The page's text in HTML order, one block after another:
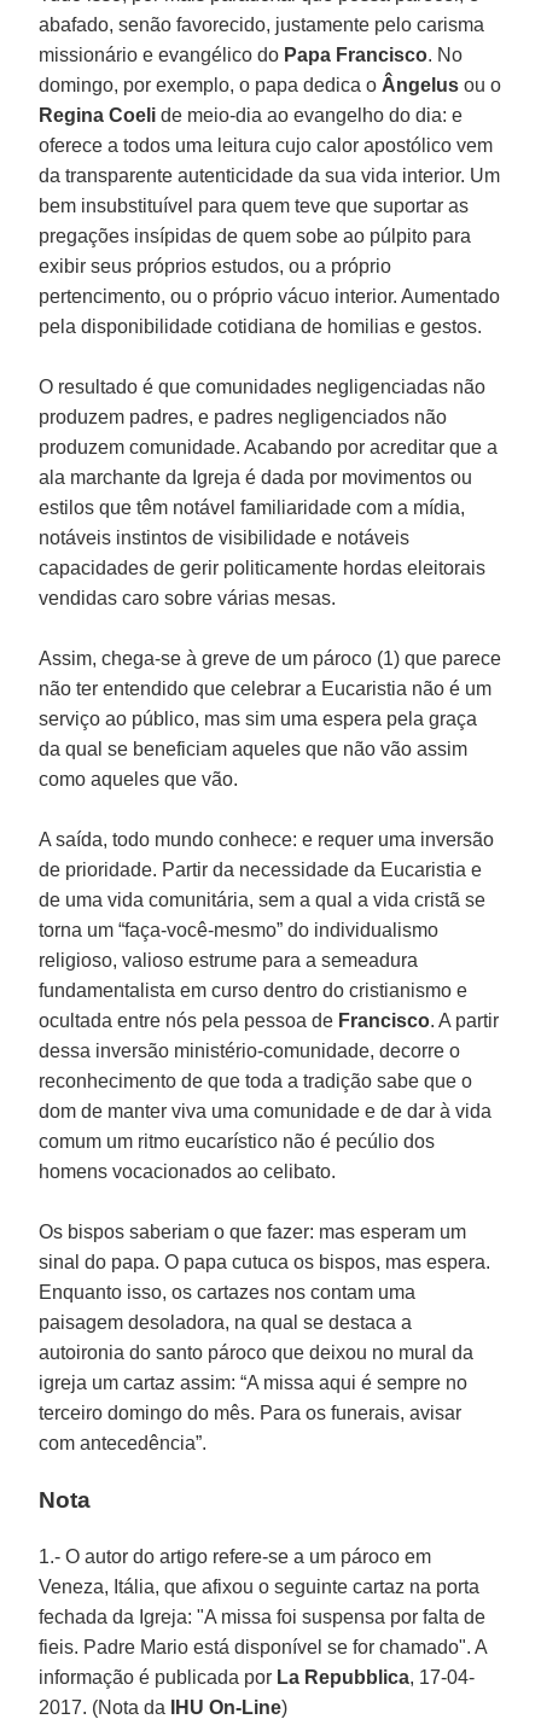
abafado, senão favorecido, justamente pelo carisma
missionário e evangélico do Papa Francisco. No
domingo, por exemplo, o papa dedica o Ângelus ou o
Regina Coeli de meio-dia ao evangelho do dia: e
oferece a todos uma leitura cujo calor apostólico vem
da transparente autenticidade da sua vida interior. Um
bem insubstituível para quem teve que suportar as
pregações insípidas de quem sobe ao púlpito para
exibir seus próprios estudos, ou a próprio
pertencimento, ou o próprio vácuo interior. Aumentado
pela disponibilidade cotidiana de homilias e gestos.
O resultado é que comunidades negligenciadas não
produzem padres, e padres negligenciados não
produzem comunidade. Acabando por acreditar que a
ala marchante da Igreja é dada por movimentos ou
estilos que têm notável familiaridade com a mídia,
notáveis instintos de visibilidade e notáveis
capacidades de gerir politicamente hordas eleitorais
vendidas caro sobre várias mesas.
Assim, chega-se à greve de um pároco (1) que parece
não ter entendido que celebrar a Eucaristia não é um
serviço ao público, mas sim uma espera pela graça
da qual se beneficiam aqueles que não vão assim
como aqueles que vão.
A saída, todo mundo conhece: e requer uma inversão
de prioridade. Partir da necessidade da Eucaristia e
de uma vida comunitária, sem a qual a vida cristã se
torna um “faça-você-mesmo” do individualismo
religioso, valioso estrume para a semeadura
fundamentalista em curso dentro do cristianismo e
ocultada entre nós pela pessoa de Francisco. A partir
dessa inversão ministério-comunidade, decorre o
reconhecimento de que toda a tradição sabe que o
dom de manter viva uma comunidade e de dar à vida
comum um ritmo eucarístico não é pecúlio dos
homens vocacionados ao celibato.
Os bispos saberiam o que fazer: mas esperam um
sinal do papa. O papa cutuca os bispos, mas espera.
Enquanto isso, os cartazes nos contam uma
paisagem desoladora, na qual se destaca a
autoironia do santo pároco que deixou no mural da
igreja um cartaz assim: “A missa aqui é sempre no
terceiro domingo do mês. Para os funerais, avisar
com antecedência”.
Nota
1.- O autor do artigo refere-se a um pároco em
Veneza, Itália, que afixou o seguinte cartaz na porta
fechada da Igreja: "A missa foi suspensa por falta de
fieis. Padre Mario está disponível se for chamado". A
informação é publicada por La Repubblica, 17-04-
2017. (Nota da
IHU On-Line)